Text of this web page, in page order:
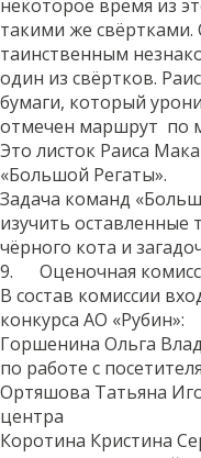
некоторое время из
такими же свёртками.
таинственным
один из свёртков.
бумаги, который
отмечен маршрут по
Это листок Раиса
«Большой Регаты».
Задача команд
изучить
чёрного кота и
9. Оценочная
В состав комиссии
конкурса АО «Рубин»:
Горшенина Ольга
по работе с
Ортяшова Татьяна
центра
Коротина Кристина